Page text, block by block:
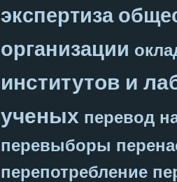
экспертиза
организации
институтов и
ученых перевод
перевыборы
перепотребление